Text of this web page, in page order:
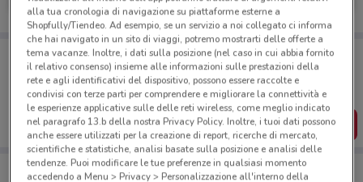
Porta DoveConviene sempre con te!
Puoi trovare le migliori offerte dei negozi vicino a te,
salvarle e creare la tua lista del risparmio, comodamente
dal tuo cellulare.
SCARICA L’APP
alla tua cronologia di navigazione su piattaforme esterne a
Shopfully/Tiendeo. Ad esempio, se un servizio a noi collegato ci informa
che hai navigato in un sito di viaggi, potremo mostrarti delle offerte a
tema vacanze. Inoltre, i dati sulla posizione (nel caso in cui abbia fornito
il relativo consenso) insieme alle informazioni sulle prestazioni della
rete e agli identificativi del dispositivo, possono essere raccolte e
condivisi con terze parti per comprendere e migliorare la connettività e
le esperienze applicative sulle delle reti wireless, come meglio indicato
nel paragrafo 13.b della nostra Privacy Policy. Inoltre, i tuoi dati possono
anche essere utilizzati per la creazione di report, ricerche di mercato,
scientifiche e statistiche, analisi basate sulla posizione e analisi delle
tendenze. Puoi modificare le tue preferenze in qualsiasi momento
accedendo a Menu > Privacy > Personalizzazione all'interno della